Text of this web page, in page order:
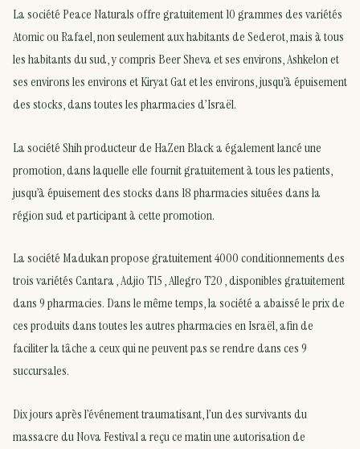
La société Peace Naturals offre gratuitement 10 grammes des variétés
Atomic ou Rafael, non seulement aux habitants de Sederot, mais à tous
les habitants du sud, y compris Beer Sheva et ses environs, Ashkelon et
ses environs les environs et Kiryat Gat et les environs, jusqu’à épuisement
des stocks, dans toutes les pharmacies d’Israël.
La société Shih producteur de HaZen Black a également lancé une
promotion, dans laquelle elle fournit gratuitement à tous les patients,
jusqu’à épuisement des stocks dans 18 pharmacies situées dans la
région sud et participant à cette promotion.
La société Madukan propose gratuitement 4000 conditionnements des
trois variétés Cantara , Adjio T15 , Allegro T20 , disponibles gratuitement
dans 9 pharmacies. Dans le même temps, la société a abaissé le prix de
ces produits dans toutes les autres pharmacies en Israël, afin de
faciliter la tâche a ceux qui ne peuvent pas se rendre dans ces 9
succursales.
Dix jours après l’événement traumatisant, l’un des survivants du
massacre du Nova Festival a reçu ce matin une autorisation de